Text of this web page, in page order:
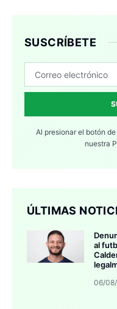
SUSCRÍBETE
Al presionar el botón
nuestra
ÚLTIMAS
al
06/